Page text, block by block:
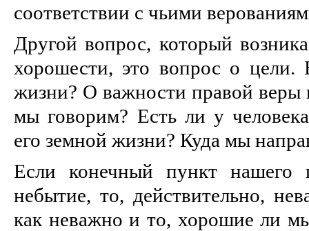
соответствии с чьими
Другой вопрос, который
хорошести, это вопрос о цели.
жизни? О важности правой веры
мы говорим? Есть ли у
его земной жизни? Куда мы
Если конечный пункт нашего
небытие, то, действительно,
как неважно и то, хорошие ли